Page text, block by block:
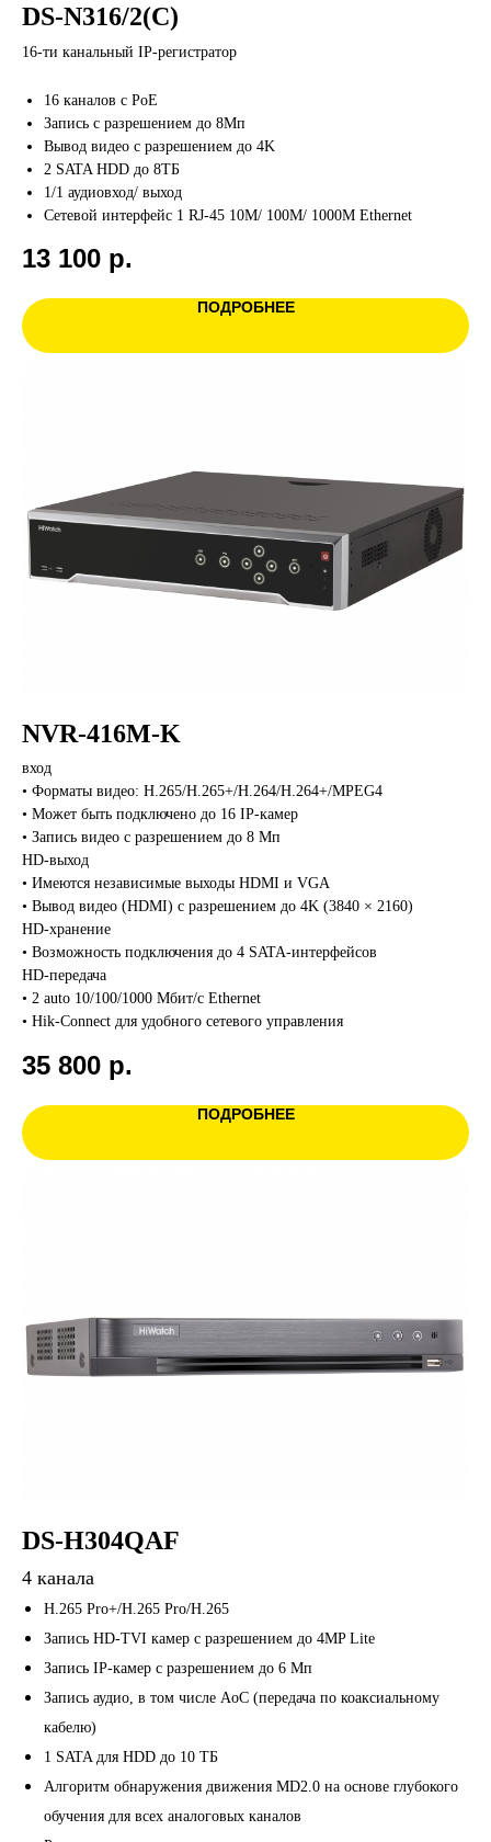
DS-N316/2(C)
16-ти канальный IP-регистратор
16 каналов с PoE
Запись с разрешением до 8Мп
Вывод видео с разрешением до 4K
2 SATA HDD до 8ТБ
1/1 аудиовход/ выход
Сетевой интерфейс 1 RJ-45 10M/ 100M/ 1000M Ethernet
13 100 р.
ПОДРОБНЕЕ
NVR-416M-K
вход
• Форматы видео: H.265/H.265+/H.264/H.264+/MPEG4
• Может быть подключено до 16 IP-камер
• Запись видео с разрешением до 8 Мп
HD-выход
• Имеются независимые выходы HDMI и VGA
• Вывод видео (HDMI) с разрешением до 4K (3840 × 2160)
HD-хранение
• Возможность подключения до 4 SATA-интерфейсов
HD-передача
• 2 auto 10/100/1000 Мбит/с Ethernet
• Hik-Connect для удобного сетевого управления
35 800 р.
ПОДРОБНЕЕ
DS-H304QAF
4 канала
H.265 Pro+/H.265 Pro/H.265
Запись HD-TVI камер c разрешением до 4MP Lite
Запись IP-камер с разрешением до 6 Мп
Запись аудио, в том числе AoC (передача по коаксиальному
кабелю)
1 SATA для HDD до 10 ТБ
Алгоритм обнаружения движения MD2.0 на основе глубокого
обучения для всех аналоговых каналов